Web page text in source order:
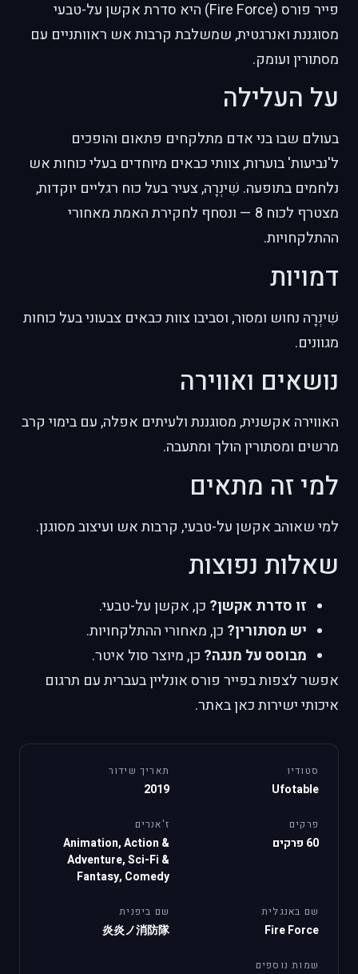
פייר פורס (Fire Force) היא סדרת אקשן על-טבעי
מסוגננת ואנרגטית, שמשלבת קרבות אש ראוותניים עם
מסתורין ועומק.
על העלילה
בעולם שבו בני אדם מתלקחים פתאום והופכים
ל'נביעות' בוערות, צוותי כבאים מיוחדים בעלי כוחות אש
נלחמים בתופעה. שִׁינְרָה, צעיר בעל כוח רגליים יוקדות,
מצטרף לכוח 8 — ונסחף לחקירת האמת מאחורי
ההתלקחויות.
דמויות
שִׁינְרָה נחוש ומסור, וסביבו צוות כבאים צבעוני בעל כוחות
מגוונים.
נושאים ואווירה
האווירה אקשנית, מסוגננת ולעיתים אפלה, עם בימוי קרב
מרשים ומסתורין הולך ומתעבה.
למי זה מתאים
למי שאוהב אקשן על-טבעי, קרבות אש ועיצוב מסוגנן.
שאלות נפוצות
זו סדרת אקשן? כן, אקשן על-טבעי.
יש מסתורין? כן, מאחורי ההתלקחויות.
מבוסס על מנגה? כן, מיוצר סול איטר.
אפשר לצפות בפייר פורס אונליין בעברית עם תרגום
איכותי ישירות כאן באתר.
סטודיו
Ufotable
תאריך שידור
2019
פרקים
60 פרקים
ז'אנרים
Animation, Action &
Adventure, Sci-Fi &
Fantasy, Comedy
שם באנגלית
Fire Force
שם ביפנית
炎炎ノ消防隊
שמות נוספים